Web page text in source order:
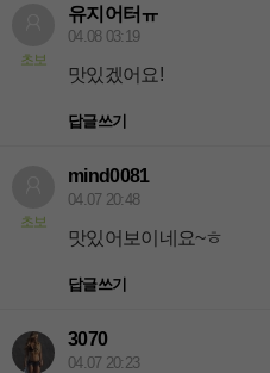
초보
유지어터ㅠ
04.08 03:19
맛있겠어요!
답글쓰기
초보
mind0081
04.07 20:48
맛있어보이네요~ㅎ
답글쓰기
3070
04.07 20:23